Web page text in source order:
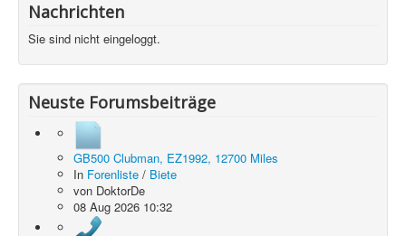
Nachrichten
Sie sind nicht eingeloggt.
Neuste Forumsbeiträge
GB500 Clubman, EZ1992, 12700 Miles
In Forenliste / Biete
von DoktorDe
08 Aug 2026 10:32